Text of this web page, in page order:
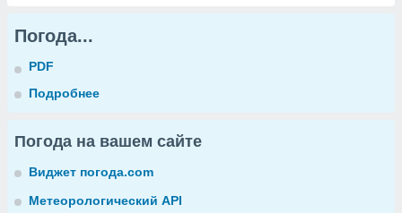
Погода...
PDF
Подробнее
Погода на вашем сайте
Виджет погода.com
Метеорологический API